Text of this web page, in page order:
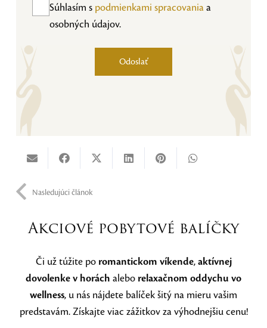
Súhlasím s podmienkami spracovaniaa
osobných údajov.
Odoslať
Alternative:
Nasledujúci článok
Akciové pobytové balíčky
Či už túžite po romantickom víkende,aktívnej
dovolenke v horách alebo relaxačnom oddychu vo
wellness, u nás nájdete balíček šitý na mieru vašim
predstavám. Získajte viac zážitkov za výhodnejšiu cenu!